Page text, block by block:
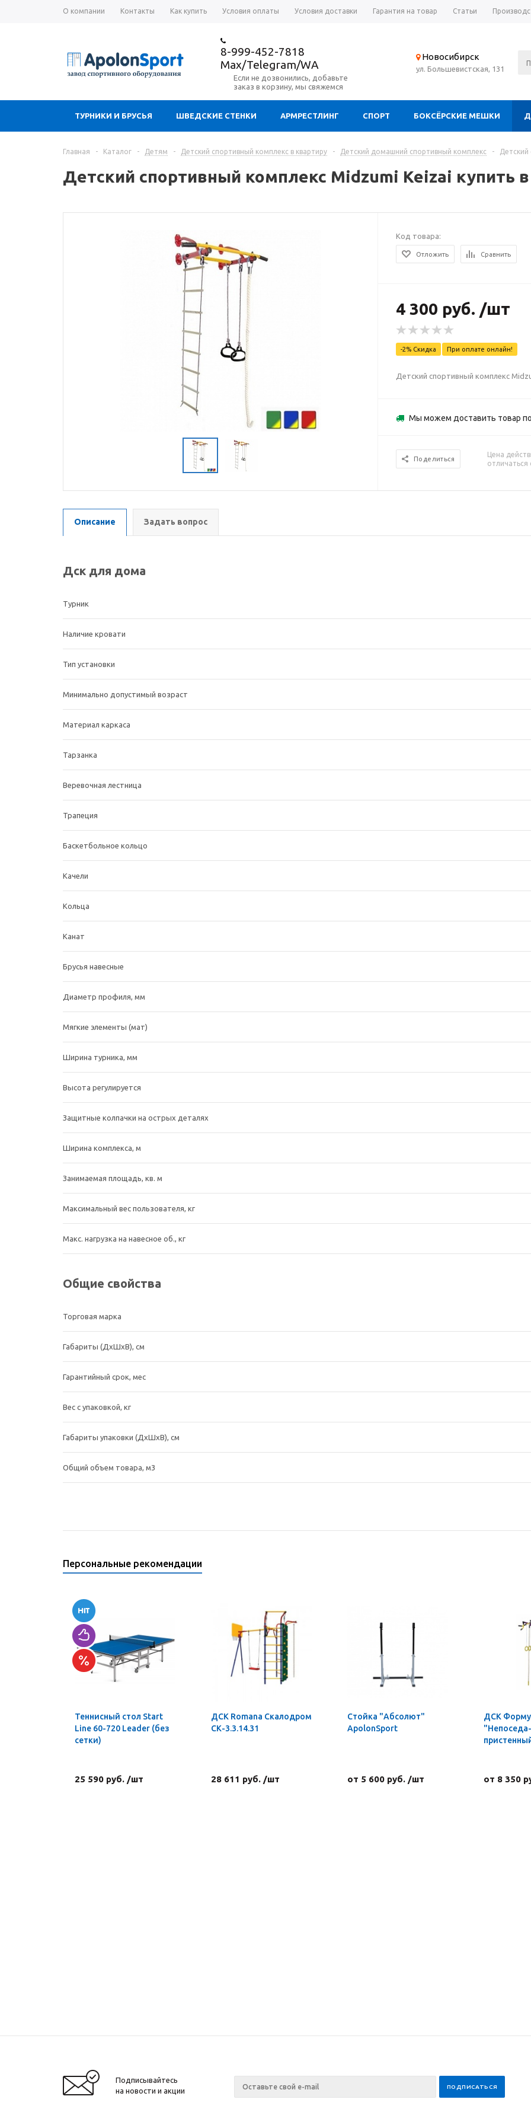
О компании Контакты Как купить Условия оплаты Условия доставки Гарантия на товар Статьи
8-999-452-7818
Max/Telegram/WA
Если не дозвонились, добавьте
заказ в корзину, мы свяжемся
Новосибирск
ул. Большевистская, 131
ТУРНИКИ И БРУСЬЯ ШВЕДСКИЕ СТЕНКИ АРМРЕСТЛИНГ СПОРТ БОКСЁРСКИЕ МЕШКИ
Главная - Каталог - Детям - Детский спортивный комплекс в квартиру - Детский домашний спортивный комплекс -
Детский спортивный комплекс Midzumi Keizai купить
Код товара:
Отложить Сравнить
4 300 руб. /шт
-2% Скидка При оплате онлайн!
Детский спортивный комплекс
Мы можем доставить товар
Поделиться
Цена
отличаться
Описание Задать вопрос
Дск для дома
Турник
Наличие кровати
Тип установки
Минимально допустимый возраст
Материал каркаса
Тарзанка
Веревочная лестница
Трапеция
Баскетбольное кольцо
Качели
Кольца
Канат
Брусья навесные
Диаметр профиля, мм
Мягкие элементы (мат)
Ширина турника, мм
Высота регулируется
Защитные колпачки на острых деталях
Ширина комплекса, м
Занимаемая площадь, кв. м
Максимальный вес пользователя, кг
Макс. нагрузка на навесное об., кг
Общие свойства
Торговая марка
Габариты (ДхШхВ), cм
Гарантийный срок, мес
Вес с упаковкой, кг
Габариты упаковки (ДхШхВ), см
Общий объем товара, м3
Персональные рекомендации
Теннисный стол Start
Line 60-720 Leader (без
сетки)
25 590 руб. /шт
ДСК Romana Скалодром
СК-3.3.14.31
28 611 руб. /шт
Стойка "Абсолют"
ApolonSport
от 5 600 руб. /шт
ДСК
от 8 350
Подписывайтесь
на новости и акции